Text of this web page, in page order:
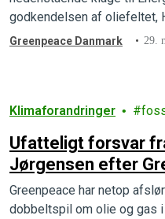
godkendelsen af oliefeltet,
Greenpeace Danmark 29.
Klimaforandringer
Ufatteligt forsvar
Jørgensen efter
regeringens
Greenpeace har netop
dobbeltspil om olie og gas i